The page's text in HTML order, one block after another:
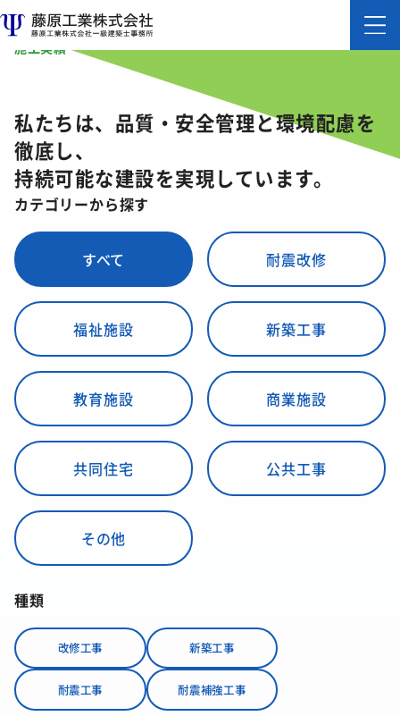
施工実績
私たちは、品質・安全管理と環境配慮を
徹底し、
持続可能な建設を実現しています。
カテゴリーから探す
すべて 耐震改修
福祉施設 新築工事
教育施設 商業施設
共同住宅 公共工事
その他
種類
改修工事 新築工事
耐震工事 耐震補強工事